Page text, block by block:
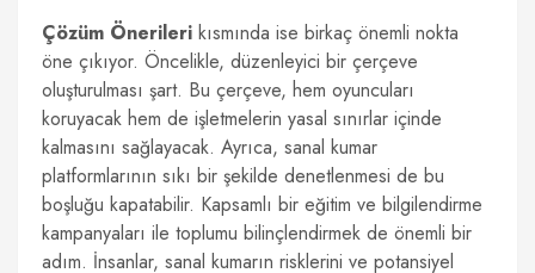
Çözüm Önerileri kısmında ise birkaç önemli nokta
öne çıkıyor. Öncelikle, düzenleyici bir çerçeve
oluşturulması şart. Bu çerçeve, hem oyuncuları
koruyacak hem de işletmelerin yasal sınırlar içinde
kalmasını sağlayacak. Ayrıca, sanal kumar
platformlarının sıkı bir şekilde denetlenmesi de bu
boşluğu kapatabilir. Kapsamlı bir eğitim ve bilgilendirme
kampanyaları ile toplumu bilinçlendirmek de önemli bir
adım. İnsanlar, sanal kumarın risklerini ve potansiyel